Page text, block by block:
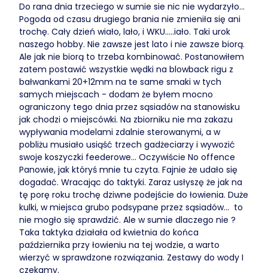
Do rana dnia trzeciego w sumie sie nic nie wydarzyło...
Pogoda od czasu drugiego brania nie zmieniła się ani
trochę. Cały dzień wiało, lało, i WKU.....iało. Taki urok
naszego hobby. Nie zawsze jest lato i nie zawsze biorą.
Ale jak nie biorą to trzeba kombinować. Postanowiłem
zatem postawić wszystkie wędki na blowback rigu z
bałwankami 20+12mm na te same smaki w tych
samych miejscach - dodam że byłem mocno
ograniczony tego dnia przez sąsiadów na stanowisku
jak chodzi o miejscówki. Na zbiorniku nie ma zakazu
wypływania modelami zdalnie sterowanymi, a w
pobliżu musiało usiąść trzech gadżeciarzy i wywozić
swoje koszyczki feederowe... Oczywiście No offence
Panowie, jak któryś mnie tu czyta. Fajnie że udało się
dogadać. Wracając do taktyki. Zaraz usłyszę że jak na
tę porę roku trochę dziwne podejście do łowienia. Duże
kulki, w miejsca grubo podsypane przez sąsiadów... to
nie mogło się sprawdzić. Ale w sumie dlaczego nie ?
Taka taktyka działała od kwietnia do końca
października przy łowieniu na tej wodzie, a warto
wierzyć w sprawdzone rozwiązania. Zestawy do wody I
czekamy.